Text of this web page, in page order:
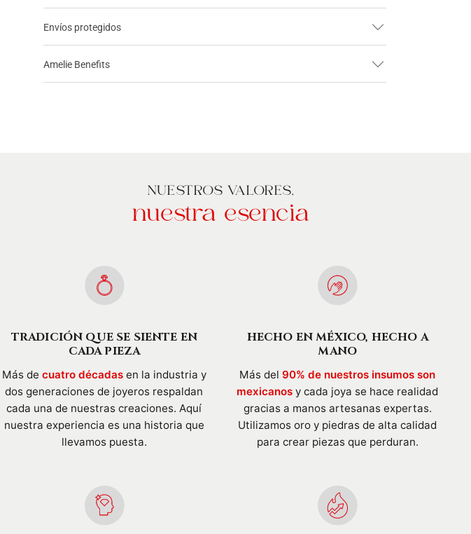
Envíos protegidos
Amelie Benefits
NUESTROS VALORES,
nuestra esencia
TRADICIÓN QUE SE SIENTE EN
CADA PIEZA
Más de cuatro décadasen la industria y
dos generaciones de joyeros respaldan
cada una de nuestras creaciones. Aquí
nuestra experiencia es una historia que
llevamos puesta.
HECHO EN MÉXICO, HECHO A
MANO
Más del90% de nuestros insumos son
mexicanos y cada joya se hace realidad
gracias a manos artesanas expertas.
Utilizamos oro y piedras de alta calidad
para crear piezas que perduran.